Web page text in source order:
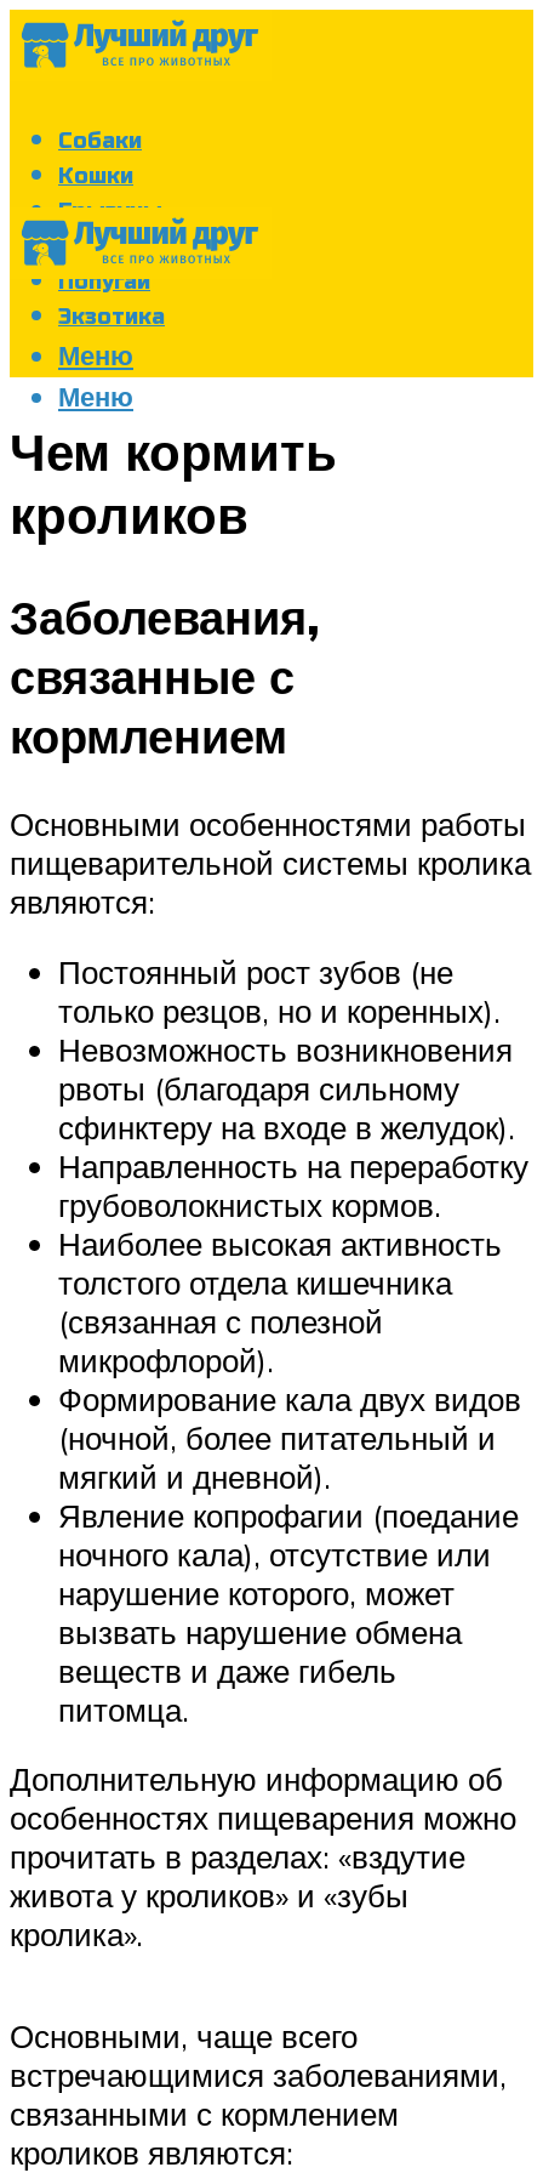
Собаки
Кошки
Грызуны
Аквариум
Попугаи
Экзотика
Меню
Меню
Чем кормить
кроликов
Заболевания,
связанные с
кормлением
Основными особенностями работы
пищеварительной системы кролика
являются:
Постоянный рост зубов (не
только резцов, но и коренных).
Невозможность возникновения
рвоты (благодаря сильному
сфинктеру на входе в желудок).
Направленность на переработку
грубоволокнистых кормов.
Наиболее высокая активность
толстого отдела кишечника
(связанная с полезной
микрофлорой).
Формирование кала двух видов
(ночной, более питательный и
мягкий и дневной).
Явление копрофагии (поедание
ночного кала), отсутствие или
нарушение которого, может
вызвать нарушение обмена
веществ и даже гибель
питомца.
Дополнительную информацию об
особенностях пищеварения можно
прочитать в разделах: «вздутие
живота у кроликов» и «зубы
кролика».
Основными, чаще всего
встречающимися заболеваниями,
связанными с кормлением
кроликов являются: